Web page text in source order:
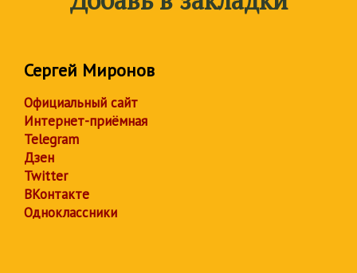
Сергей Миронов
Официальный сайт
Интернет-приёмная
Telegram
Дзен
Twitter
ВКонтакте
Одноклассники